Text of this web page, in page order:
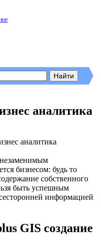
аналитика
бизнесом: будь то
собственного
быть успешным
информацией
GIS создание